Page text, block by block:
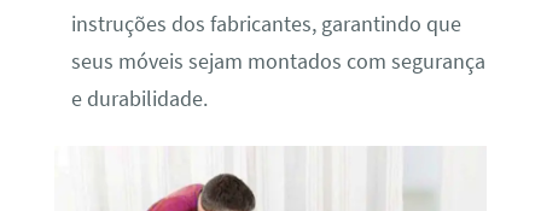
instruções dos fabricantes, garantindo que
seus móveis sejam montados com segurança
e durabilidade.